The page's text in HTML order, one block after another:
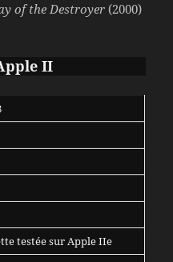
of the Destroyer (2000)
II
testée sur Apple IIe